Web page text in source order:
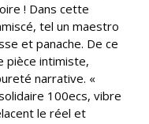
! Dans cette
tel un maestro
et panache. De ce
pièce intimiste,
narrative. «
100ecs, vibre
le réel et